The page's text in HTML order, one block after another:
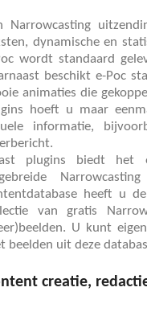
Narrowcasting
dynamische en
wordt standaard
beschikt e-Poc
animaties die
hoeft u maar
informatie,
plugins biedt het
heeft u
van gratis
U kunt
beelden uit deze
creatie,